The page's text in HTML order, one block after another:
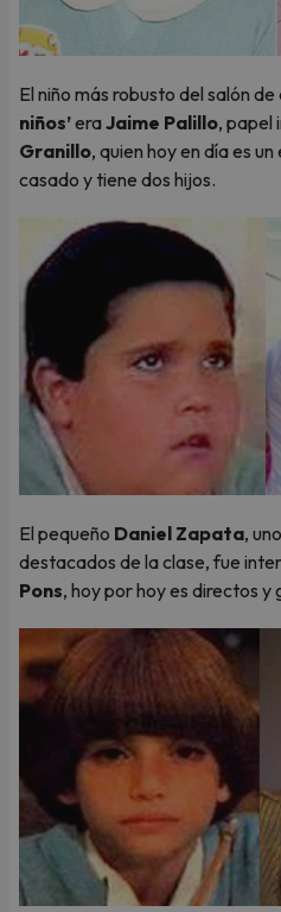
El niño más robusto del salón de
niños’eraJaime Palillo, papel
Granillo, quien hoy en día es
casado y tiene dos hijos.
El pequeño Daniel Zapata,
destacados de la clase, fue
Pons, hoy por hoy es directos y